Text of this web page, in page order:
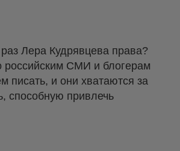
Лера Кудрявцева права?
российским СМИ и блогерам
писать, и они хватаются за
способную привлечь